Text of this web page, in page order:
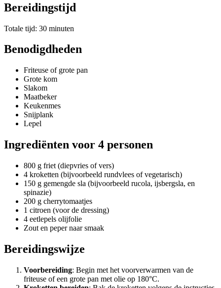
Bereidingstijd
Totale tijd: 30 minuten
Benodigdheden
Friteuse of grote pan
Grote kom
Slakom
Maatbeker
Keukenmes
Snijplank
Lepel
Ingrediënten voor 4 personen
800 g friet (diepvries of vers)
4 kroketten (bijvoorbeeld rundvlees of vegetarisch)
150 g gemengde sla (bijvoorbeeld rucola, ijsbergsla, en
spinazie)
200 g cherrytomaatjes
1 citroen (voor de dressing)
4 eetlepels olijfolie
Zout en peper naar smaak
Bereidingswijze
Voorbereiding: Begin met het voorverwarmen van de
friteuse of een grote pan met olie op 180°C.